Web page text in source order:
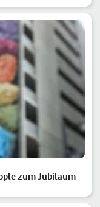
zum Jubiläum